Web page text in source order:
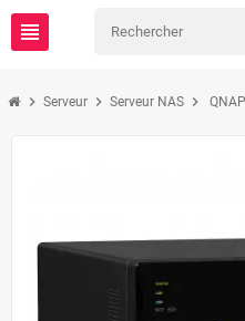
view_headline
chevron_right Serveur chevron_right Serveur NAS chevron_right